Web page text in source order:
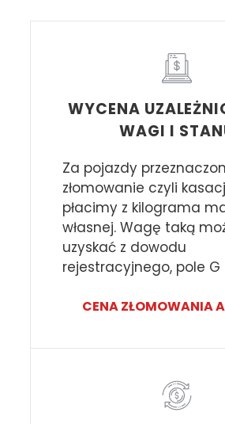
WYCENA
WAGI I
Za pojazdy
złomowanie czyli
płacimy z kilograma
własnej. Wagę taką
uzyskać z dowodu
rejestracyjnego, pole G
CENA ZŁOMOWANIA